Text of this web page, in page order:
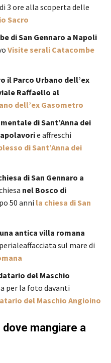
3 ore alla scoperta delle
Sacro
di San Gennaro a Napoli
Visite serali Catacombe
il Parco Urbano dell’ex
Raffaello al
dell’ex Gasometro
di Sant’Anna dei
e affreschi
di Sant’Anna dei
di San Gennaro a
nel Bosco di
50 anni la chiesa di San
antica villa romana
sul mare di
del Maschio
per la foto davanti
del Maschio Angioino
mangiare a